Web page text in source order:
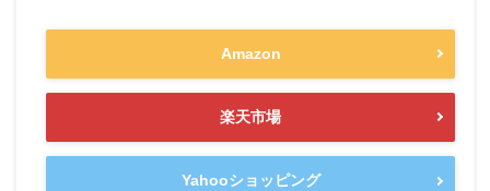
Amazon
楽天市場
Yahooショッピング